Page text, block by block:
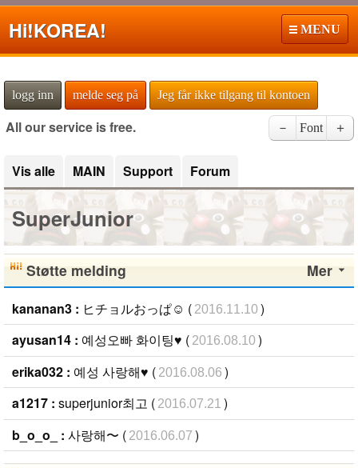
Hi!KOREA! MENU
logg inn melde seg på Jeg får ikke tilgang til kontoen
All our service is free. － Font ＋
Vis alle MAIN Support Forum
SuperJunior
Mer
Støtte melding
kananan3 : ヒチョルおっぱ☺︎ ( 2016.11.10 )
ayusan14 : 예성오빠 화이팅♥ ( 2016.08.10 )
erika032 : 예성 사랑해♥ ( 2016.08.06 )
a1217 : superjunior최고 ( 2016.07.21 )
b_o_o_ : 사랑해〜 ( 2016.06.07 )